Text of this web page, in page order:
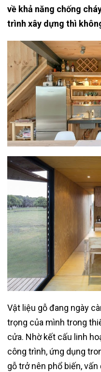
về khả năng chống
trình xây dựng thì
Vật liệu gỗ đang ngày
trọng của mình trong
cửa. Nhờ kết cấu linh
công trình, ứng dụng
gỗ trở nên phổ biến,